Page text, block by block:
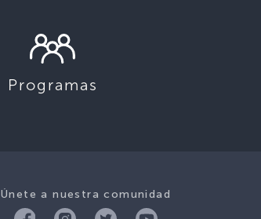
Programas
Únete a nuestra comunidad